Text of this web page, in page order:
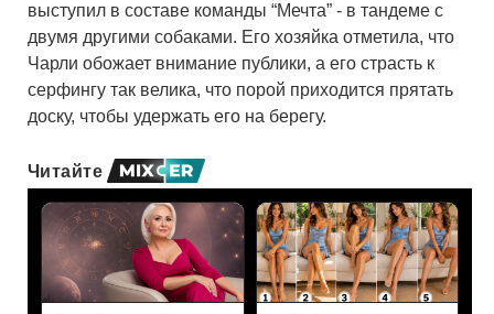
выступил в составе команды “Мечта” - в тандеме с
двумя другими собаками. Его хозяйка отметила, что
Чарли обожает внимание публики, а его страсть к
серфингу так велика, что порой приходится прятать
доску, чтобы удержать его на берегу.
Читайте